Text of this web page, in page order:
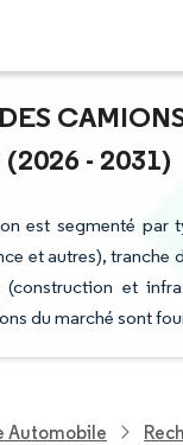
(2026 - 2031)
est segmenté par
et autres), tranche
et
du marché sont
Automobile